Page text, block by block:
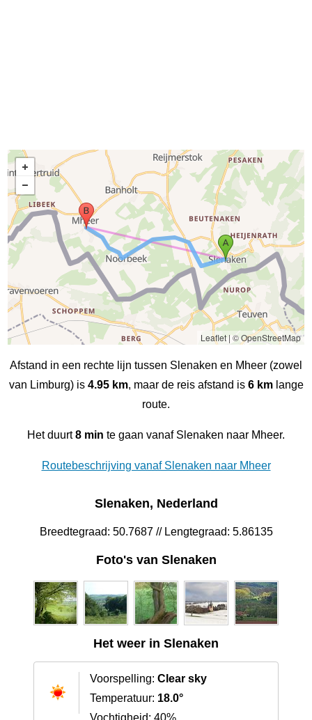
Leaflet| © OpenStreetMap
Afstand in een rechte lijn tussen Slenaken en Mheer (zowel
van Limburg) is 4.95 km, maar de reis afstand is 6 kmlange
route.
Het duurt8 min te gaan vanaf Slenaken naar Mheer.
Routebeschrijving vanaf Slenaken naar Mheer
Slenaken, Nederland
Breedtegraad: 50.7687 // Lengtegraad: 5.86135
Foto's van Slenaken
Het weer in Slenaken
Voorspelling: Clear sky
Temperatuur: 18.0°